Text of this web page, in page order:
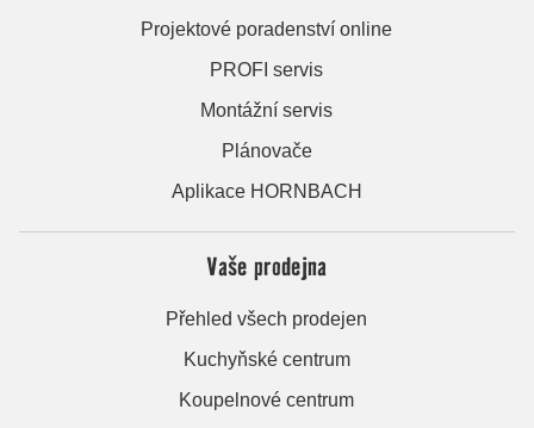
Projektové poradenství online
PROFI servis
Montážní servis
Plánovače
Aplikace HORNBACH
Vaše prodejna
Přehled všech prodejen
Kuchyňské centrum
Koupelnové centrum